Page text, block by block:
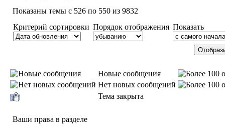
Показаны темы с 526 по 550 из 9832
Критерий сортировки Порядок отображения Показать
Новые сообщения
Нет новых сообщений
Тема закрыта
Ваши права в разделе